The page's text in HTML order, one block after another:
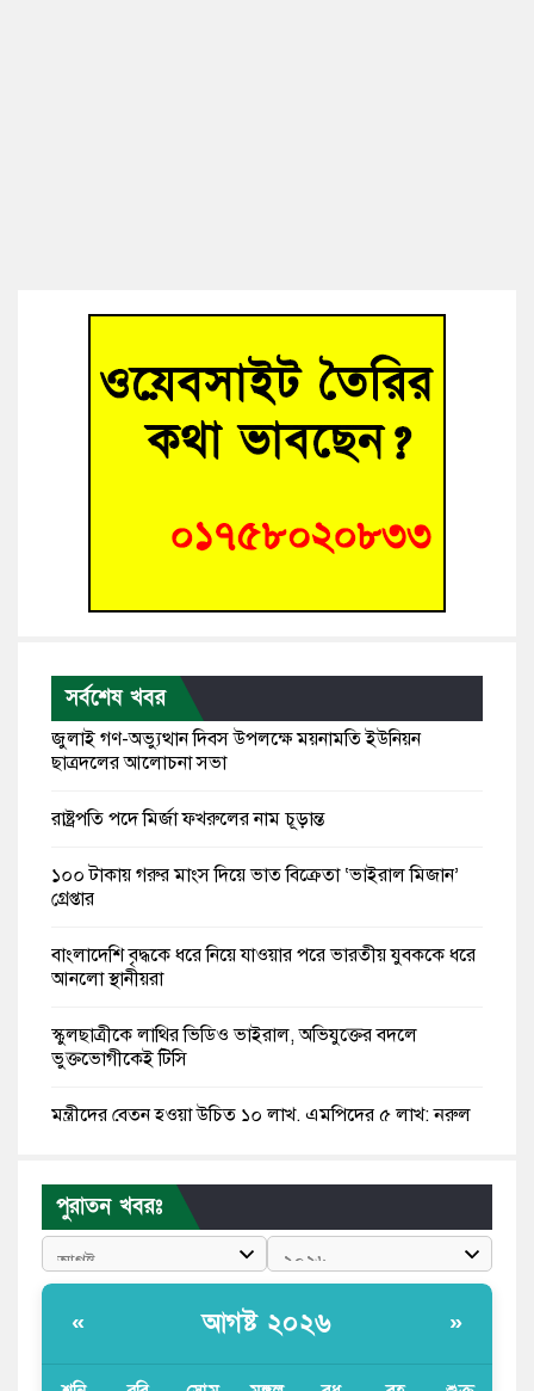
সর্বশেষ খবর
জুলাই গণ-অভ্যুত্থান দিবস উপলক্ষে ময়নামতি ইউনিয়ন
ছাত্রদলের আলোচনা সভা
রাষ্ট্রপতি পদে মির্জা ফখরুলের নাম চূড়ান্ত
১০০ টাকায় গরুর মাংস দিয়ে ভাত বিক্রেতা ‘ভাইরাল মিজান’
গ্রেপ্তার
বাংলাদেশি বৃদ্ধকে ধরে নিয়ে যাওয়ার পরে ভারতীয় যুবককে ধরে
আনলো স্থানীয়রা
স্কুলছাত্রীকে লাথির ভিডিও ভাইরাল, অভিযুক্তের বদলে
ভুক্তভোগীকেই টিসি
মন্ত্রীদের বেতন হওয়া উচিত ১০ লাখ, এমপিদের ৫ লাখ: নুরুল
রাষ্ট্রপতি পদে প্রস্তাব পাননি ড. ইউনূস, বিএনপির বিবেচনায় মির্জা
ফখরুল
আধা কিলোমিটারের কাজ চলছে মাসের পর মাস: কুমিল্লার
পাঠাতেন ইসলামী বিশ্ববিদ্যালয়ের ছাত্রী
পুরাতন খবরঃ
« আগষ্ট ২০২৬ »